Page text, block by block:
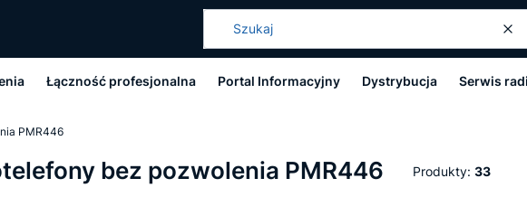
Łączność profesjonalna Portal Informacyjny Dystrybucja Serwis
PMR446
bez pozwolenia PMR446 Produkty: 33